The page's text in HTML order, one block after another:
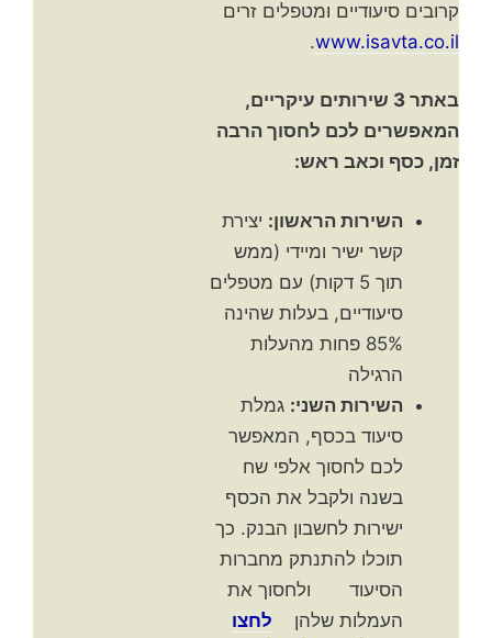
קרובים סיעודיים ומטפלים זרים
www.isavta.co.il
.
באתר 3 שירותים עיקריים,
המאפשרים לכם לחסוך הרבה
זמן, כסף וכאב ראש:
השירות הראשון: יצירת
קשר ישיר ומיידי (ממש
תוך 5 דקות) עם מטפלים
סיעודיים, בעלות שהינה
85% פחות מהעלות
הרגילה
השירות השני: גמלת
סיעוד בכסף, המאפשר
לכם לחסוך אלפי שח
בשנה ולקבל את הכסף
ישירות לחשבון הבנק. כך
תוכלו להתנתק מחברות
הסיעוד ולחסוך את
העמלות שלהן לחצו